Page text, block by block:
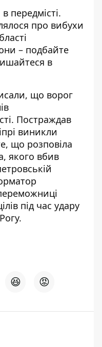
передмісті.
про вибухи
– подбайте
в
що ворог
. Постраждав
виникли
що розповіла
якого вбив
під час удару
.
😆 😡